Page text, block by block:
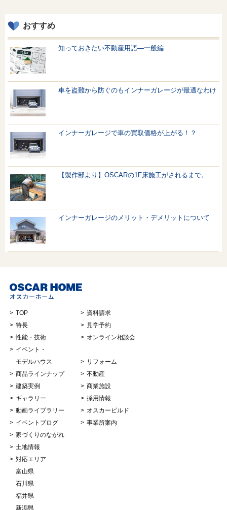
おすすめ
知っておきたい不動産用語—一般編
車を盗難から防ぐのもインナーガレージが最適なわけ
インナーガレージで車の買取価格が上がる！？
【製作部より】OSCARの1F床施工がされるまで。
インナーガレージのメリット・デメリットについて
TOP
特長
性能・技術
イベント・
モデルハウス
商品ラインナップ
建築実例
ギャラリー
動画ライブラリー
イベントブログ
家づくりのながれ
土地情報
対応エリア
富山県
石川県
福井県
新潟県
資料請求
見学予約
オンライン相談会
リフォーム
不動産
商業施設
採用情報
オスカービルド
事業所案内